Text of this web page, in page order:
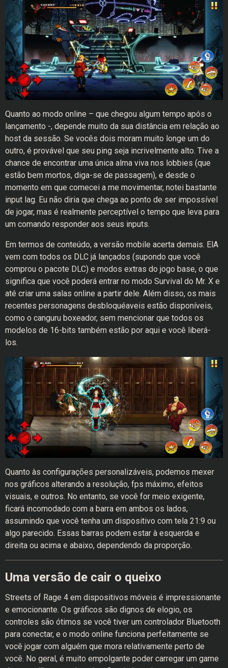
Quanto ao modo online – que chegou algum tempo após o
lançamento -, depende muito da sua distância em relação ao
host da sessão. Se vocês dois moram muito longe um do
outro, é provável que seu ping seja incrivelmente alto. Tive a
chance de encontrar uma única alma viva nos lobbies (que
estão bem mortos, diga-se de passagem), e desde o
momento em que comecei a me movimentar, notei bastante
input lag. Eu não diria que chega ao ponto de ser impossível
de jogar, mas é realmente perceptível o tempo que leva para
um comando responder aos seus inputs.
Em termos de conteúdo, a versão mobile acerta demais. ElA
vem com todos os DLC já lançados (supondo que você
comprou o pacote DLC) e modos extras do jogo base, o que
significa que você poderá entrar no modo Survival do Mr. X e
até criar uma salas online a partir dele. Além disso, os mais
recentes personagens desbloquéaveis estão disponíveis,
como o canguru boxeador, sem mencionar que todos os
modelos de 16-bits também estão por aqui e você liberá-
los.
Quanto às configurações personalizáveis, podemos mexer
nos gráficos alterando a resolução, fps máximo, efeitos
visuais, e outros. No entanto, se você for meio exigente,
ficará incomodado com a barra em ambos os lados,
assumindo que você tenha um dispositivo com tela 21:9 ou
algo parecido. Essas barras podem estar à esquerda e
direita ou acima e abaixo, dependendo da proporção.
Uma versão de cair o queixo
Streets of Rage 4 em dispositivos móveis é impressionante
e emocionante. Os gráficos são dignos de elogio, os
controles são ótimos se você tiver um controlador Bluetooth
para conectar, e o modo online funciona perfeitamente se
você jogar com alguém que mora relativamente perto de
você. No geral, é muito empolgante poder carregar um game